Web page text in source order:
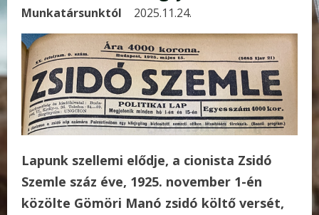
Munkatársunktól 2025.11.24.
Lapunk szellemi elődje, a cionista Zsidó
Szemle száz éve, 1925. november 1-én
közölte Gömöri Manó zsidó költő versét,